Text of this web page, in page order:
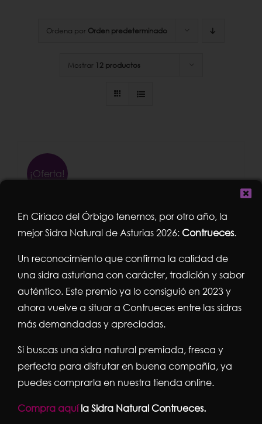
Ordena por Orden predeterminado
Mostrar 12 productos
¡Oferta!
PACK DE 2 ROLLOS PAPEL INDUSTRIAL
29,00€
El
precio
original
23,65€El
precio
actual
Añadir al carrito
En Ciriaco del Órbigo tenemos, por otro año, la
mejor Sidra Natural de Asturias 2026:Contrueces.
Un reconocimiento que confirma la calidad de
una sidra asturiana con carácter, tradición y sabor
auténtico. Este premio ya lo consiguió en 2023 y
ahora vuelve a situar a Contrueces entre las sidras
más demandadas y apreciadas.
Si buscas una sidra natural premiada, fresca y
perfecta para disfrutar en buena compañía, ya
puedes comprarla en nuestra tienda online.
Compra aquíla Sidra Natural Contrueces.